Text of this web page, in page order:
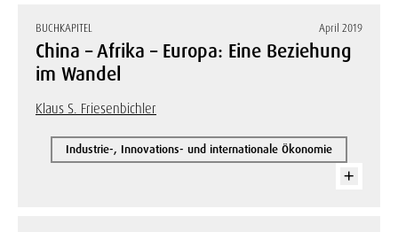
BUCHKAPITEL April 2019
China – Afrika – Europa: Eine Beziehung
im Wandel
Klaus S. Friesenbichler
Industrie-, Innovations- und internationale Ökonomie